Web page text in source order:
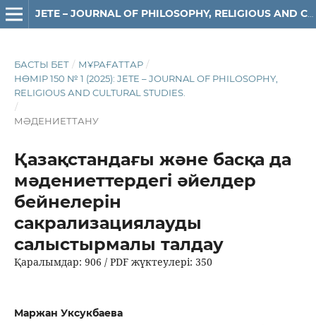
JETE – JОURNAL OF PHILOSOPHY, RELIGIOUS AND CULTURAL STUDIES
БАСТЫ БЕТ / МҰРАҒАТТАР /
НӨМІР 150 № 1 (2025): JETE – JОURNAL OF PHILOSOPHY,
RELIGIOUS АND CULTURAL STUDIES.
/
МӘДЕНИЕТТАНУ
Қазақстандағы және басқа да
мәдениеттердегі әйелдер
бейнелерін
сакрализациялауды
салыстырмалы талдау
Қаралымдар: 906 / PDF жүктеулері: 350
Маржан Уксукбаева